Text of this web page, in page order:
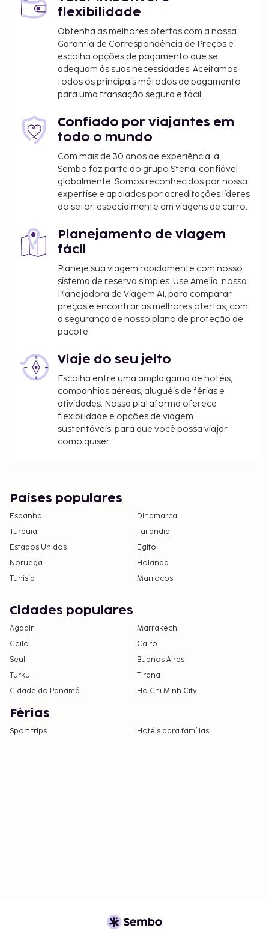
Imposto municipal: 2.00 EUR por pessoa, por
noite para um máximo de 7 noites. Este
imposto não é aplicado a crianças com menos
de 12 anos anos.
Incluímos todas as taxas que o alojamento nos
comunicou.
deverão estar presentes durante o registo de
entrada e exibir o respetivo documento de
identificação ou passaporte.
Devido às regulamentações nacionais, as
transações em numerário neste alojamento
não poderão exceder 5000 EUR. Para mais
informações, contacte o alojamento através
dos dados que constam na confirmação de
reserva.
A tarifa de arrendamento deste alojamento
inclui uma taxa de limpeza obrigatória.
flexibilidade
Obtenha as melhores ofertas com a nossa
Garantia de Correspondência de Preços e
escolha opções de pagamento que se
adequam às suas necessidades. Aceitamos
todos os principais métodos de pagamento
para uma transação segura e fácil.
Confiado por viajantes em
todo o mundo
Com mais de 30 anos de experiência, a
Sembo faz parte do grupo Stena, confiável
globalmente. Somos reconhecidos por nossa
expertise e apoiados por acreditações líderes
do setor, especialmente em viagens de carro.
Planejamento de viagem
fácil
Planeje sua viagem rapidamente com nosso
sistema de reserva simples. Use Amelia, nossa
Planejadora de Viagem AI, para comparar
preços e encontrar as melhores ofertas, com
a segurança de nosso plano de proteção de
pacote.
Viaje do seu jeito
Escolha entre uma ampla gama de hotéis,
companhias aéreas, aluguéis de férias e
atividades. Nossa plataforma oferece
flexibilidade e opções de viagem
sustentáveis, para que você possa viajar
como quiser.
Países populares
Espanha
Dinamarca
Turquia
Tailândia
Estados Unidos
Egito
Noruega
Holanda
Tunísia
Marrocos
Cidades populares
Agadir
Marrakech
Geilo
Cairo
Seul
Buenos Aires
Turku
Tirana
Cidade do Panamá
Ho Chi Minh City
Férias
Sport trips Hotéis para famílias